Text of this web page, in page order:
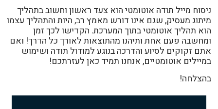
ניסוח מייל תודה אוטומטי הוא צעד ראשון וחשוב בתהליך
מיתוג מעסיק, שגם אינו דורש מאמץ רב, היות והתהליך עצמו
הוא תהליך אוטומטי בתוך המערכת. הקדישו לכך זמן
ומחשבה פעם אחת ותיהנו מהתוצאות לאורך כל הדרך! ואם
אתם זקוקים לסיוע והדרכה בנוגע למודול תודה ושימוש
במיילים אוטומטיים, אנחנו תמיד כאן לעזרתכם!
בהצלחה!